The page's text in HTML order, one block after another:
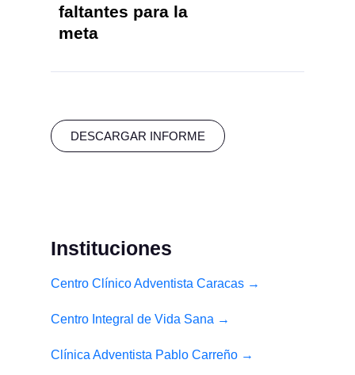
faltantes para la
meta
DESCARGAR INFORME
Instituciones
Centro Clínico Adventista Caracas →
Centro Integral de Vida Sana →
Clínica Adventista Pablo Carreño →